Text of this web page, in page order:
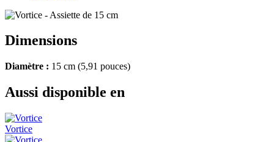
Dimensions
Diamètre : 15 cm (5,91 pouces)
Aussi disponible en
Vortice